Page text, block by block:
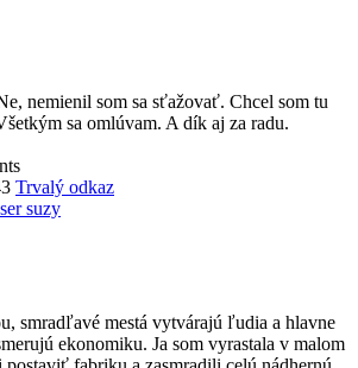
nemienil som sa sťažovať. Chcel som tu
sa omlúvam. A dík aj za radu.
Trvalý odkaz
smradľavé mestá vytvárajú ľudia a hlavne
ekonomiku. Ja som vyrastala v malom